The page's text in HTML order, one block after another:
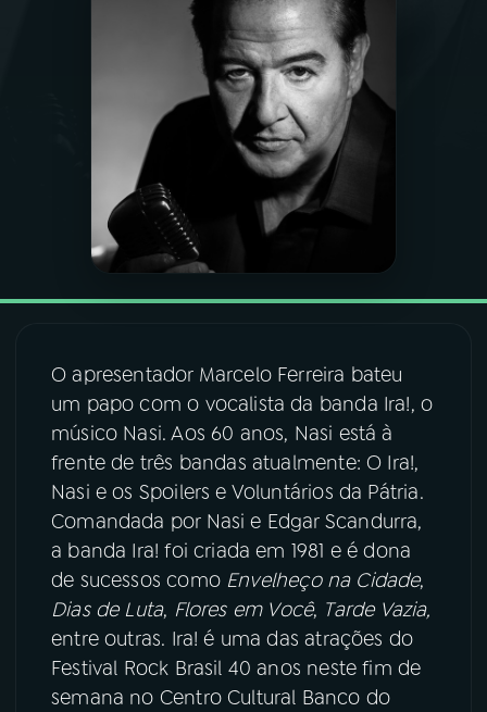
PROGRAMAÇÃO
PODCASTS
VIDEOCASTS
07ÚLTIMAS
08 FESTIVAL DE MÚSICA
ACOMPANHE A RÁDIO NACIONAL
YouTube Facebook
Instagram
O apresentador Marcelo Ferreira bateu
um papo com o vocalista da banda Ira!, o
músico Nasi. Aos 60 anos, Nasi está à
frente de três bandas atualmente: O Ira!,
Nasi e os Spoilers e Voluntários da Pátria.
Comandada por Nasi e Edgar Scandurra,
a banda Ira! foi criada em 1981 e é dona
de sucessos como Envelheço na Cidade,
Dias de Luta, Flores em Você, Tarde Vazia,
entre outras. Ira! é uma das atrações do
Festival Rock Brasil 40 anos neste fim de
semana no Centro Cultural Banco do